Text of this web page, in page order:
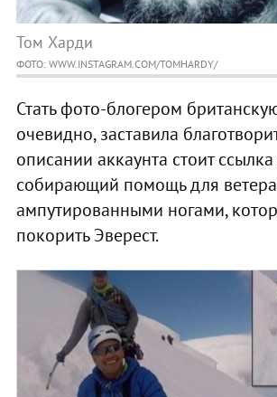
Том Харди
ФОТО: WWW.INSTAGRAM.COM/TOMHARDY/
Стать фото-блогером
очевидно, заставила
описании аккаунта стоит ссылка
собирающий помощь для
ампутированными ногами,
покорить Эверест.